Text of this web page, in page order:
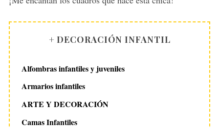
+ DECORACIÓN INFANTIL
Alfombras infantiles y juveniles
Armarios infantiles
ARTE Y DECORACIÓN
Camas Infantiles